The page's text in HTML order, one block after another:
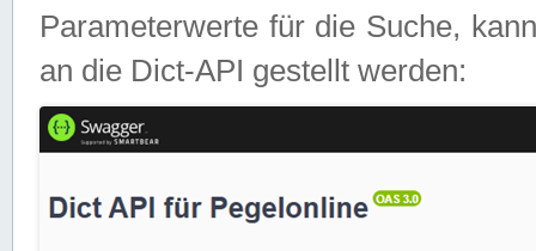
Parameterwerte für die Suche,
an die Dict-API gestellt werden: